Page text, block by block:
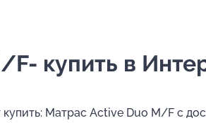
купить в
купить: Матрас Active Duo M/F с